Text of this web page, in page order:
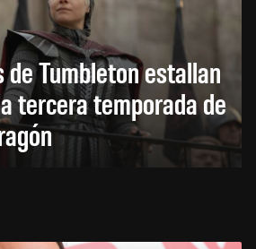
de Tumbleton estallan
tercera temporada de